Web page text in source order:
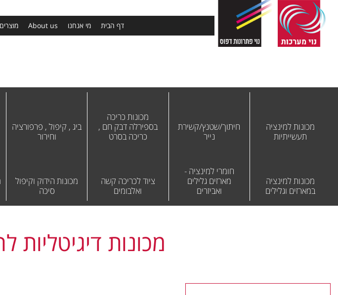
דף הבית מי אנחנו About us
מכונות למינציה
תעשייתיות
חיתוך/שטנץ/קשירת
נייר
מכונות כריכה
בספירלה דבק חם ,
כריכה בסרט
ביג , קיפול , פרפורציה
וחירור
מכונות למינציה
במארזים וגלילים
חומרי למינציה -
מארזים גלילים
ואביזרים
ציוד לכריכה קשה
ואלבומים
מכונות הידוק וקיפול
סיכה
מכונות